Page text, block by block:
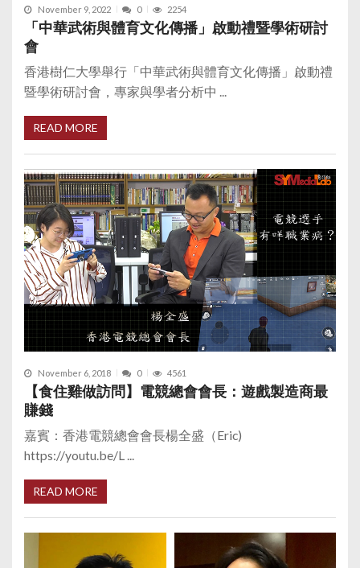
November 9, 2022 0 2254
「中華武術與體育文化傳播」啟動禮暨學術研討
會
香港樹仁大學舉行「中華武術與體育文化傳播」啟動禮
暨學術研討會，專家與學者分析中 ...
READ MORE
November 6, 2018 0 4561
【食住雞做訪問】電競總會會長：遊戲製造商最
賺錢
嘉賓：香港電競總會會長楊全盛（Eric)
https://youtu.be/L ...
READ MORE